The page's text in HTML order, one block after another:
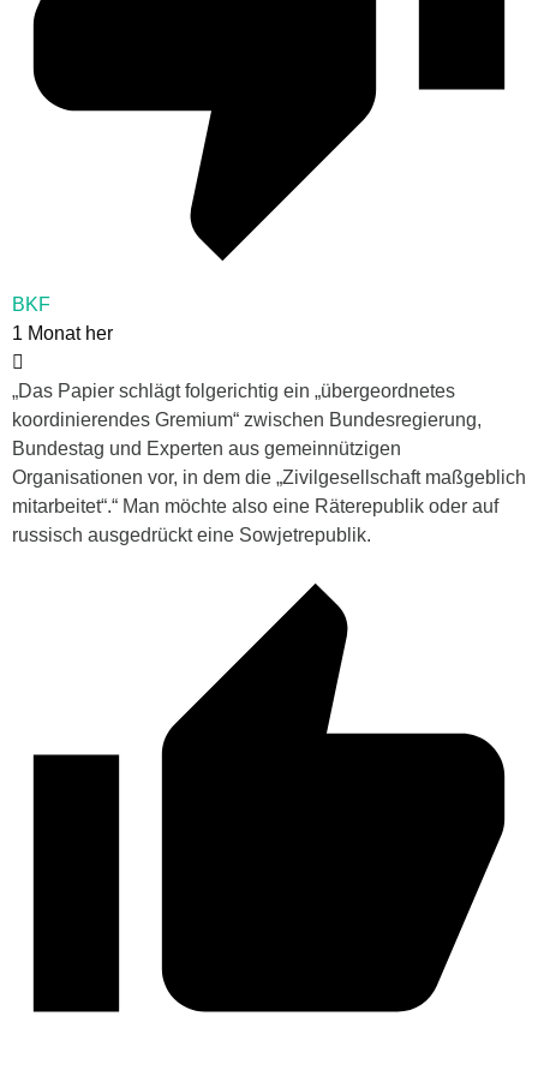
BKF
1 Monat her
„Das Papier schlägt folgerichtig ein „übergeordnetes
koordinierendes Gremium“ zwischen Bundesregierung,
Bundestag und Experten aus gemeinnützigen
Organisationen vor, in dem die „Zivilgesellschaft maßgeblich
mitarbeitet“.“ Man möchte also eine Räterepublik oder auf
russisch ausgedrückt eine Sowjetrepublik.